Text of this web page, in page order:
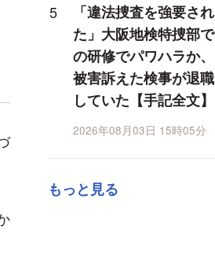
「違法捜査を強要され
た」大阪地検特捜部で
の研修でパワハラか、
被害訴えた検事が退職
していた【手記全文】
2026年08月03日 15時05分
もっと見る